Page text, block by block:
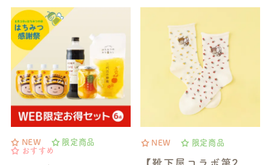
NEW
限定商品
おすすめ
NEW 限定商品